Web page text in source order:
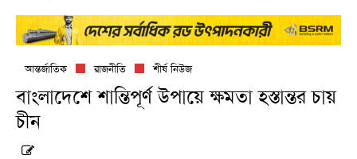
আন্তর্জাতিক রাজনীতি শীর্ষ নিউজ
বাংলাদেশে শান্তিপূর্ণ উপায়ে ক্ষমতা হস্তান্তর চায়
চীন